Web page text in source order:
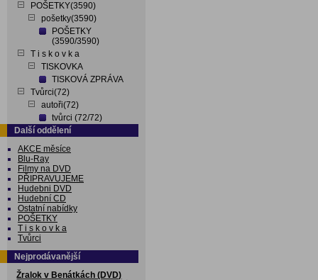
POŠETKY(3590)
pošetky(3590)
POŠETKY
(3590/3590)
T i s k o v k a
TISKOVKA
TISKOVÁ ZPRÁVA
Tvůrci(72)
autoři(72)
tvůrci (72/72)
Další oddělení
AKCE měsíce
Blu-Ray
Filmy na DVD
PŘIPRAVUJEME
Hudebni DVD
Hudební CD
Ostatní nabídky
POŠETKY
T i s k o v k a
Tvůrci
Nejprodávanější
Žralok v Benátkách (DVD)